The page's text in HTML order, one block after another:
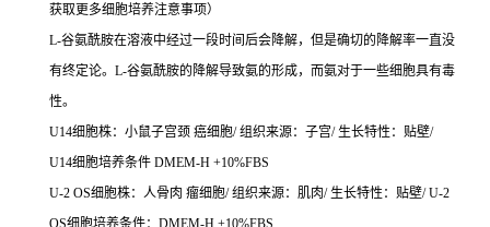
获取更多细胞培养注意事项）
L-谷氨酰胺在溶液中经过一段时间后会降解，但是确切的降解率一直没
有终定论。L-谷氨酰胺的降解导致氨的形成，而氨对于一些细胞具有毒
性。
U14细胞株：小鼠子宫颈 癌细胞/ 组织来源：子宫/ 生长特性：贴壁/
U14细胞培养条件 DMEM-H +10%FBS
U-2 OS细胞株：人骨肉 瘤细胞/ 组织来源：肌肉/ 生长特性：贴壁/ U-2
OS细胞培养条件：DMEM-H +10%FBS